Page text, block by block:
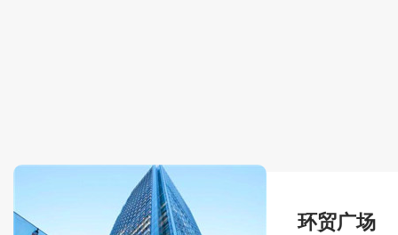
环贸广场